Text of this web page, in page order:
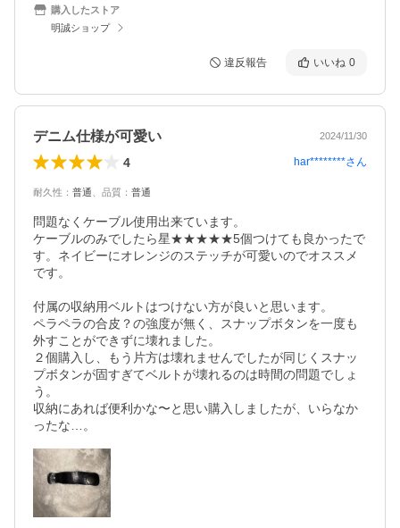
購入したストア
明誠ショップ
違反報告 いいね 0
デニム仕様が可愛い 2024/11/30
4 har********さん
耐久性 ： 普通 品質 ： 普通
問題なくケーブル使用出来ています。
ケーブルのみでしたら星★★★★★5個つけても良かったで
す。ネイビーにオレンジのステッチが可愛いのでオススメ
です。
付属の収納用ベルトはつけない方が良いと思います。
ペラペラの合皮？の強度が無く、スナップボタンを一度も
外すことができずに壊れました。
２個購入し、もう片方は壊れませんでしたが同じくスナッ
プボタンが固すぎてベルトが壊れるのは時間の問題でしょ
う。
収納にあれば便利かな〜と思い購入しましたが、いらなか
ったな…。